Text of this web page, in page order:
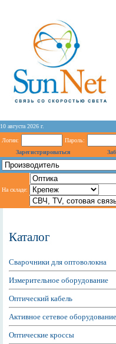
10 августа 2026 г.
Логин:
Пароль:
Зарегистрироваться
На складе:
Каталог
Сварочники для оптоволокна
Измерительное оборудование
Оптический кабель
Активное сетевое оборудование
Оптические кроссы